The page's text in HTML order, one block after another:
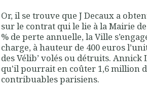
Or, il se trouve que J Decaux a
sur le contrat qui le lie à la Mairie
% de perte annuelle, la Ville
charge, à hauteur de 400 euros
des Vélib’ volés ou détruits. Annick
qu'il pourrait en coûter 1,6 million
contribuables parisiens.